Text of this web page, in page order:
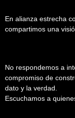
En alianza estrecha
compartimos una
No respondemos a
compromiso de
dato y la verdad.
Escuchamos a